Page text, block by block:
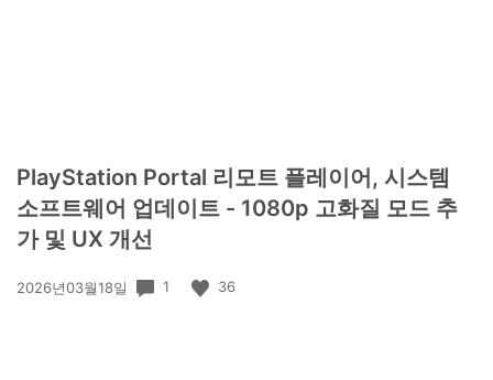
PlayStation Portal 리모트 플레이어, 시스템
소프트웨어 업데이트 - 1080p 고화질 모드 추
가 및 UX 개선
공
2026년03월18일 1 36